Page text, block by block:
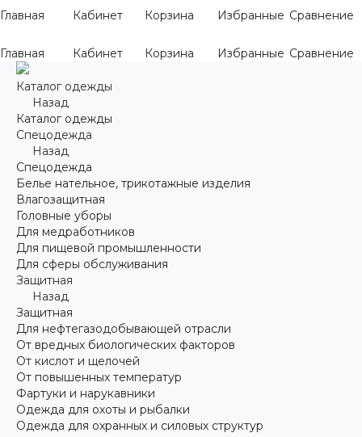
Главная Кабинет Корзина Избранные Сравнение
Главная Кабинет Корзина Избранные Сравнение
Каталог одежды
Назад
Каталог одежды
Спецодежда
Назад
Спецодежда
Белье нательное, трикотажные изделия
Влагозащитная
Головные уборы
Для медработников
Для пищевой промышленности
Для сферы обслуживания
Защитная
Назад
Защитная
Для нефтегазодобывающей отрасли
От вредных биологических факторов
От кислот и щелочей
От повышенных температур
Фартуки и нарукавники
Одежда для охоты и рыбалки
Одежда для охранных и силовых структур